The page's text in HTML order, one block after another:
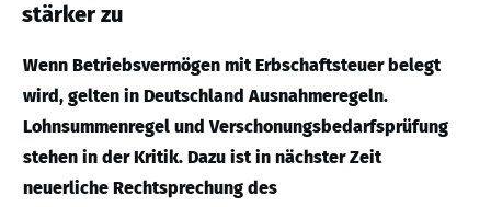
stärker zu
Wenn Betriebsvermögen mit Erbschaftsteuer belegt
wird, gelten in Deutschland Ausnahmeregeln.
Lohnsummenregel und Verschonungsbedarfsprüfung
stehen in der Kritik. Dazu ist in nächster Zeit
neuerliche Rechtsprechung des